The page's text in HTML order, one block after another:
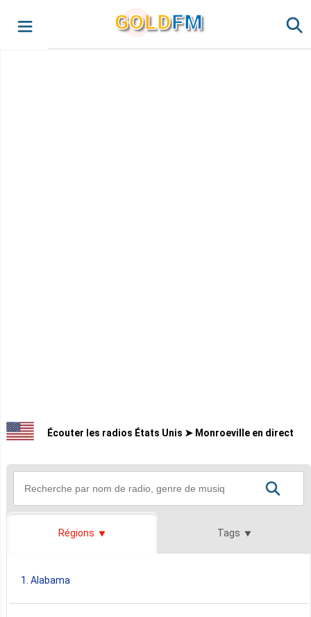
GOLDFM
Écouter les radios États Unis ➤ Monroeville en direct
Régions Tags
1. Alabama